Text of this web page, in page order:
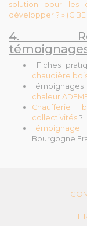
solution pour les
développer ? » (CIBE
4.
Fiches
chaudière
Témoignages
chaleur
Chaufferie
collectivités ?
Témoignage
Bourgogne